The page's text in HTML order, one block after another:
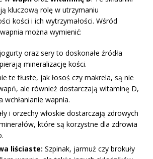
kluczową rolę w utrzymaniu
kości i ich wytrzymałości. Wśród
można wymienić:
oraz sery to doskonałe źródła
mineralizację kości.
te tłuste, jak łosoś czy makrela, są nie
ale również dostarczają witaminę D,
wapnia.
i orzechy włoskie dostarczają zdrowych
które są korzystne dla zdrowia
liściaste: Szpinak, jarmuż czy brokuły